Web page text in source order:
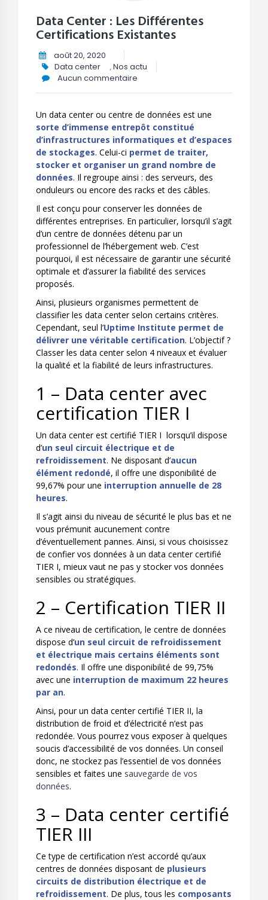
Data Center : Les Différentes
Certifications Existantes
août 20, 2020
Data center
,Nos actu
Aucun commentaire
Un data center ou centre de données est une
sorte d’immense entrepôt constitué
d’infrastructures informatiques et d’espaces
de stockages. Celui-ci permet de traiter,
stocker et organiser un grand nombre de
données. Il regroupe ainsi : des serveurs, des
onduleurs ou encore des racks et des câbles.
Il est conçu pour conserver les données de
différentes entreprises. En particulier, lorsqu’il s’agit
d’un centre de données détenu par un
professionnel de l’hébergement web. C’est
pourquoi, il est nécessaire de garantir une sécurité
optimale et d’assurer la fiabilité des services
proposés.
Ainsi, plusieurs organismes permettent de
classifier les data center selon certains critères.
Cependant, seul l’Uptime Institute permet de
délivrer une véritable certification. L’objectif ?
Classer les data center selon 4 niveaux et évaluer
la qualité et la fiabilité de leurs infrastructures.
1 – Data center avec
certification TIER I
Un data center est certifié TIER I lorsqu’il dispose
d’un seul circuit électrique et de
refroidissement. Ne disposant d’aucun
élément redondé, il offre une disponibilité de
99,67% pour une interruption annuelle de 28
heures.
Il s’agit ainsi du niveau de sécurité le plus bas et ne
vous prémunit aucunement contre
d’éventuellement pannes. Ainsi, si vous choisissez
de confier vos données à un data center certifié
TIER I, mieux vaut ne pas y stocker vos données
sensibles ou stratégiques.
2 – Certification TIER II
A ce niveau de certification, le centre de données
dispose d’un seul circuit de refroidissement
et électrique mais certains éléments sont
redondés. Il offre une disponibilité de 99,75%
avec une interruption de maximum 22 heures
par an.
Ainsi, pour un data center certifié TIER II, la
distribution de froid et d’électricité n’est pas
redondée. Vous pourrez vous exposer à quelques
soucis d’accessibilité de vos données. Un conseil
donc, ne stockez pas l’essentiel de vos données
sensibles et faites une sauvegarde de vos
données.
3 – Data center certifié
TIER III
Ce type de certification n’est accordé qu’aux
centres de données disposant de plusieurs
circuits de distribution électrique et de
refroidissement. De plus, tous les composants